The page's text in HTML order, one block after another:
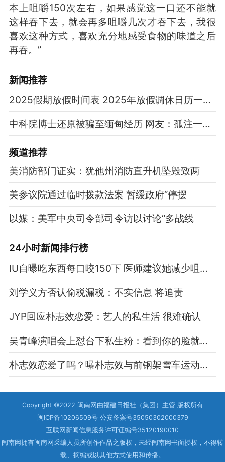
本上咀嚼150次左右，如果感觉这一口还不能就
这样吞下去，就会再多咀嚼几次才吞下去，我很
喜欢这种方式，喜欢充分地感受食物的味道之后
再吞。”
新闻推荐
2025假期放假时间表 2025年放假调休日历一览表
中科院博士还原被骗至缅甸经历 网友：孤注一掷现实版
频道推荐
美消防部门证实：犹他州消防直升机坠毁致两
美参议院通过临时拨款法案 暂缓政府“停摆
以媒：美军中央司令部司令访以讨论“多战线
24小时新闻排行榜
IU自曝吃东西每口咬150下 医师建议她减少咀嚼次数
刘学义方否认偷税漏税：不实信息 将追责
JYP回应朴志效恋爱：艺人的私生活 很难确认
吴青峰演唱会上怼台下私生粉：看到你的脸就唱不下去
朴志效恋爱了吗？曝朴志效与前钢架雪车运动员相恋
Copyright ©2022 闽南网由福建日报社（集团）主管 版权所有
闽ICP备10206509号 公安备案号35050302000379
互联网新闻信息服务许可证编号35120190010
闽南网拥有闽南网采编人员所创作作品之版权，未经闽南网书面授权，不得转
载、摘编或以其他方式使用和传播。